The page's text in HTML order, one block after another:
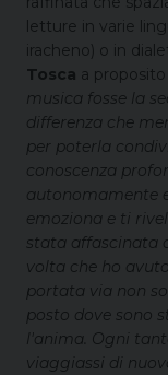
letture in varie
iracheno) o in
Tosca a
musica fosse la
differenza che
per poterla
conoscenza
autonomamente
emoziona e ti
stata affascinata
volta che ho
portata via non
posto dove sono
l'anima. Ogni
viaggiassi di